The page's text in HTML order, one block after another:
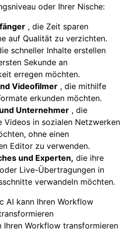
oder Ihrer Nische:
, die Zeit sparen
auf Qualität zu verzichten.
schneller Inhalte erstellen
Sekunde an
erregen möchten.
Videofilmer , die mithilfe
erkunden möchten.
Unternehmer , die
Videos in sozialen Netzwerken
ohne einen
Editor zu verwenden.
und Experten, die ihre
Live-Übertragungen in
verwandeln möchten.
Ihren Workflow transformieren